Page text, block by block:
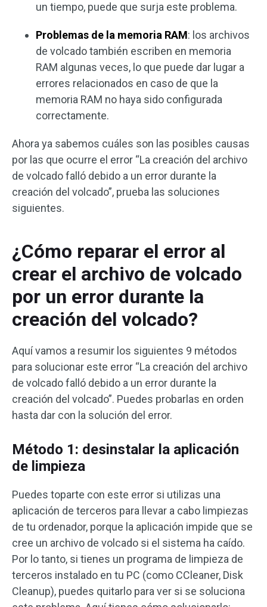
un tiempo, puede que surja este problema.
Problemas de la memoria RAM: los archivos
de volcado también escriben en memoria
RAM algunas veces, lo que puede dar lugar a
errores relacionados en caso de que la
memoria RAM no haya sido configurada
correctamente.
Ahora ya sabemos cuáles son las posibles causas
por las que ocurre el error “La creación del archivo
de volcado falló debido a un error durante la
creación del volcado”, prueba las soluciones
siguientes.
¿Cómo reparar el error al
crear el archivo de volcado
por un error durante la
creación del volcado?
Aquí vamos a resumir los siguientes 9 métodos
para solucionar este error “La creación del archivo
de volcado falló debido a un error durante la
creación del volcado”. Puedes probarlas en orden
hasta dar con la solución del error.
Método 1: desinstalar la aplicación
de limpieza
Puedes toparte con este error si utilizas una
aplicación de terceros para llevar a cabo limpiezas
de tu ordenador, porque la aplicación impide que se
cree un archivo de volcado si el sistema ha caído.
Por lo tanto, si tienes un programa de limpieza de
terceros instalado en tu PC (como CCleaner, Disk
Cleanup), puedes quitarlo para ver si se soluciona